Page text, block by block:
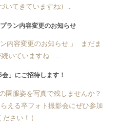
いてきていますね:) ...
ラン内容変更のお知らせ
内容変更のお知らせ 」 まだま
いていますね… ...
会」にご招待します！
園服姿を写真で残しませんか？
える卒フォト撮影会にぜひ参加
ださい！:) ...